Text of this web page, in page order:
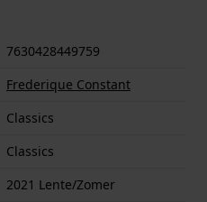
7630428449759
Frederique Constant
Classics
Classics
2021 Lente/Zomer